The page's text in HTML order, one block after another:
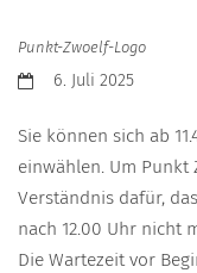
Punkt-Zwoelf-Logo
Datum:6. Juli 2025
Sie können sich ab
einwählen. Um Punkt
Verständnis dafür,
nach 12.00 Uhr nicht
Die Wartezeit vor